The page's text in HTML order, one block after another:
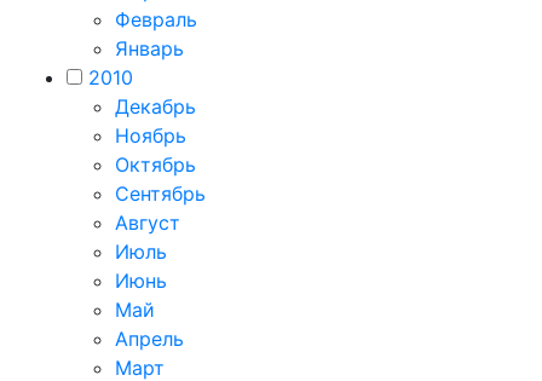
Февраль
Январь
2010
Декабрь
Ноябрь
Октябрь
Сентябрь
Август
Июль
Июнь
Май
Апрель
Март